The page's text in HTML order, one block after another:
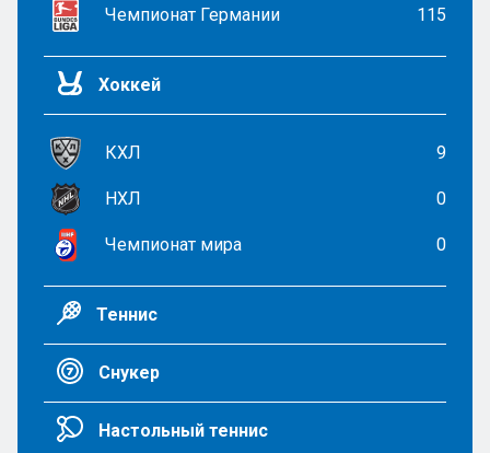
Чемпионат Германии 115
Хоккей
КХЛ 9
НХЛ 0
Чемпионат мира 0
Теннис
Снукер
Настольный теннис